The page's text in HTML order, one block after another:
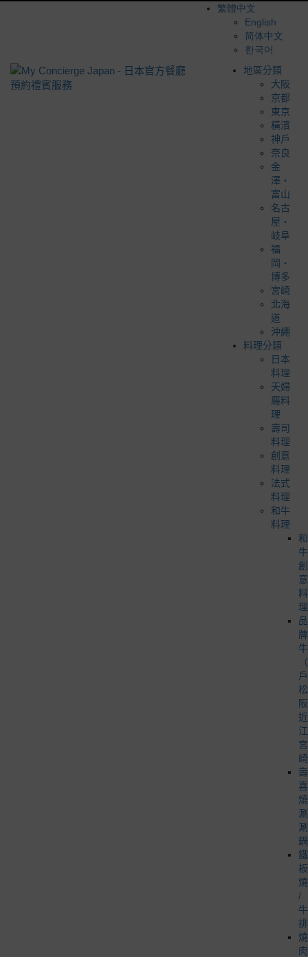
繁體中文
English
简体中文
한국어
地區分類
大阪
京都
東京
橫濱
神戶
奈良
金
澤・
富山
名古
屋・
岐阜
福
岡・
博多
宮崎
北海
道
沖繩
料理分類
日本
料理
天婦
羅料
理
壽司
料理
創意
料理
法式
料理
和牛
料理
和
牛
創
意
料
理
品
牌
牛
松
近
宮
壽
喜
燒
涮
涮
鍋
鐵
板
燒
/
牛
排
燒
肉